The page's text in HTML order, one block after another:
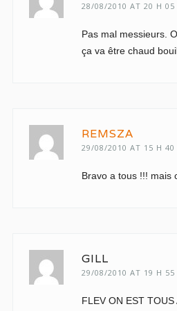
28/08/2010 AT 20 H 05
Pas mal messieurs.
ça va être chaud
REMSZA
29/08/2010 AT 15 H 40
Bravo a tous !!! mais
GILL
29/08/2010 AT 19 H 55
FLEV ON EST TOUS